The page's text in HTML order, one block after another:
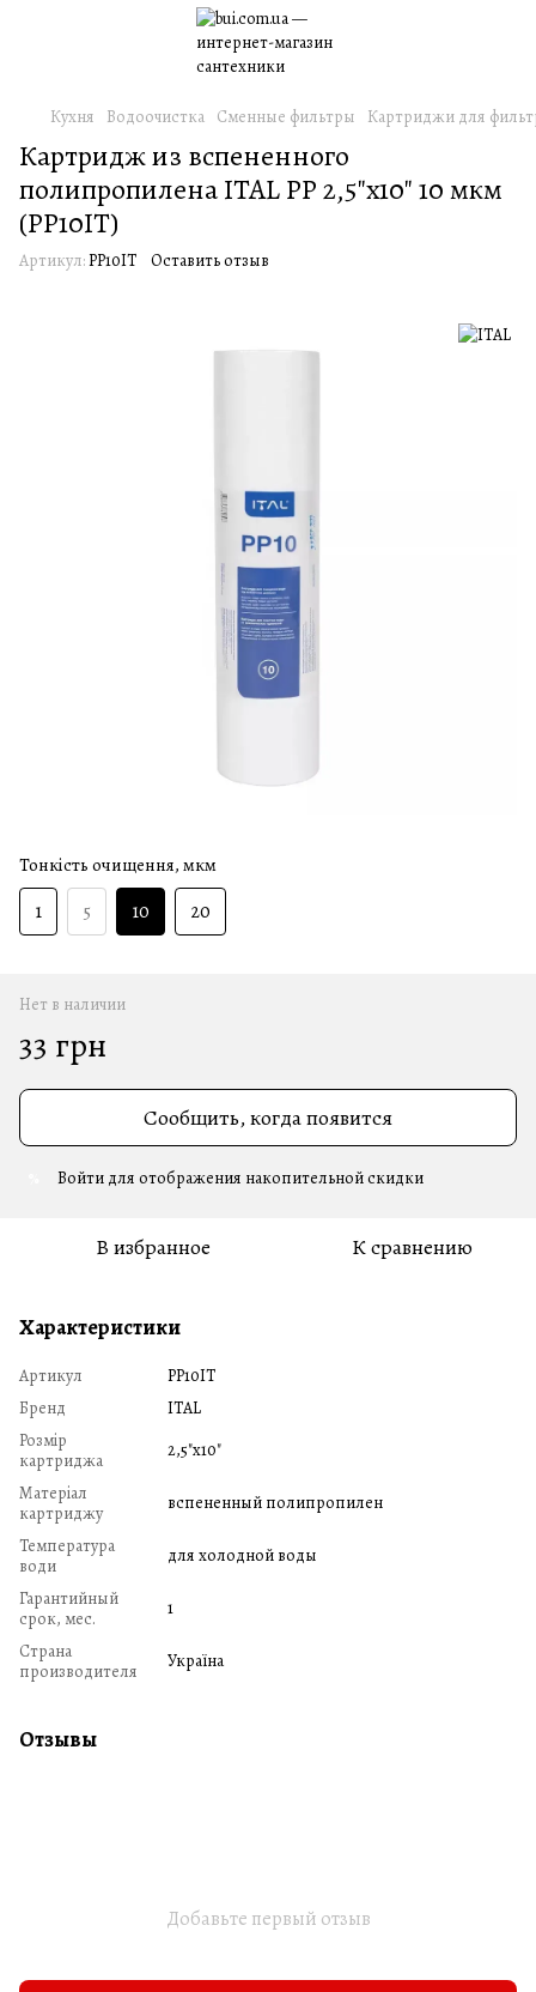
Кухня Водоочистка Сменные фильтры Картриджи для
Картридж из вспененного
полипропилена ITAL PP 2,5"x10" 10 мкм
(PP10IT)
Артикул:PP10IT Оставить отзыв
Тонкість очищення, мкм
1 5 10 20
Нет в наличии
33 грн
Сообщить, когда появится
Войти для отображения накопительной скидки
В избранное К сравнению
Характеристики
Артикул
PP10IT
Бренд
ITAL
Розмір
картриджа
2,5"x10"
Матеріал
картриджу
вспененный полипропилен
Температура
води
для холодной воды
Гарантийный
срок, мес.
1
Страна
производителя
Україна
Отзывы
Добавьте первый отзыв